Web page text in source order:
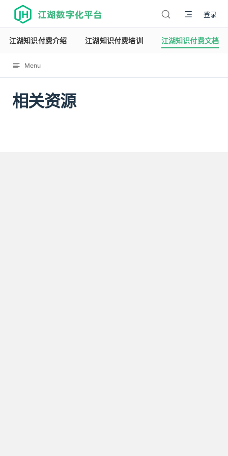
江湖数字化平台 登录
江湖知识付费介绍 江湖知识付费培训 江湖知识付费文档
Menu
相关资源
12120